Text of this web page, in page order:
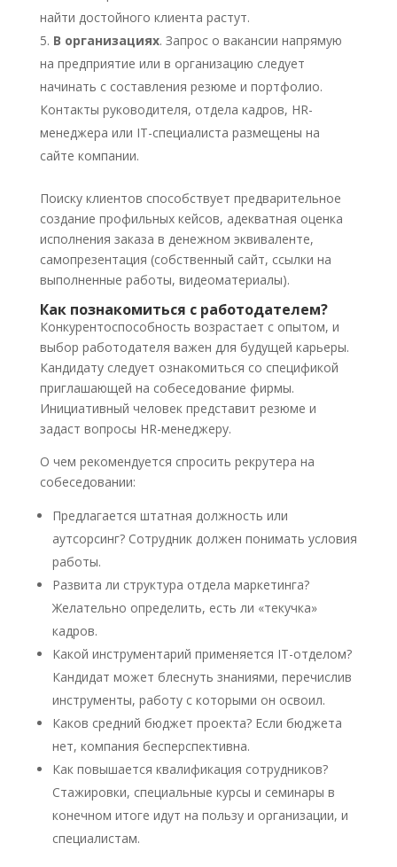
найти достойного клиента растут.
В организациях. Запрос о вакансии напрямую
на предприятие или в организацию следует
начинать с составления резюме и портфолио.
Контакты руководителя, отдела кадров, HR-
менеджера или IT-специалиста размещены на
сайте компании.
Поиску клиентов способствует предварительное
создание профильных кейсов, адекватная оценка
исполнения заказа в денежном эквиваленте,
самопрезентация (собственный сайт, ссылки на
выполненные работы, видеоматериалы).
Как познакомиться с работодателем?
Конкурентоспособность возрастает с опытом, и
выбор работодателя важен для будущей карьеры.
Кандидату следует ознакомиться со спецификой
приглашающей на собеседование фирмы.
Инициативный человек представит резюме и
задаст вопросы HR-менеджеру.
О чем рекомендуется спросить рекрутера на
собеседовании:
Предлагается штатная должность или
аутсорсинг? Сотрудник должен понимать условия
работы.
Развита ли структура отдела маркетинга?
Желательно определить, есть ли «текучка»
кадров.
Какой инструментарий применяется IT-отделом?
Кандидат может блеснуть знаниями, перечислив
инструменты, работу с которыми он освоил.
Каков средний бюджет проекта? Если бюджета
нет, компания бесперспективна.
Как повышается квалификация сотрудников?
Стажировки, специальные курсы и семинары в
конечном итоге идут на пользу и организации, и
специалистам.